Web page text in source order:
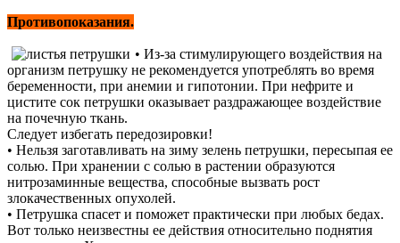
Противопоказания.
• Из-за стимулирующего воздействия на
организм петрушку не рекомендуется употреблять во время
беременности, при анемии и гипотонии. При нефрите и
цистите сок петрушки оказывает раздражающее воздействие
на почечную ткань.
Следует избегать передозировки!
• Нельзя заготавливать на зиму зелень петрушки, пересыпая ее
солью. При хранении с солью в растении образуются
нитрозаминные вещества, способные вызвать рост
злокачественных опухолей.
• Петрушка спасет и поможет практически при любых бедах.
Вот только неизвестны ее действия относительно поднятия